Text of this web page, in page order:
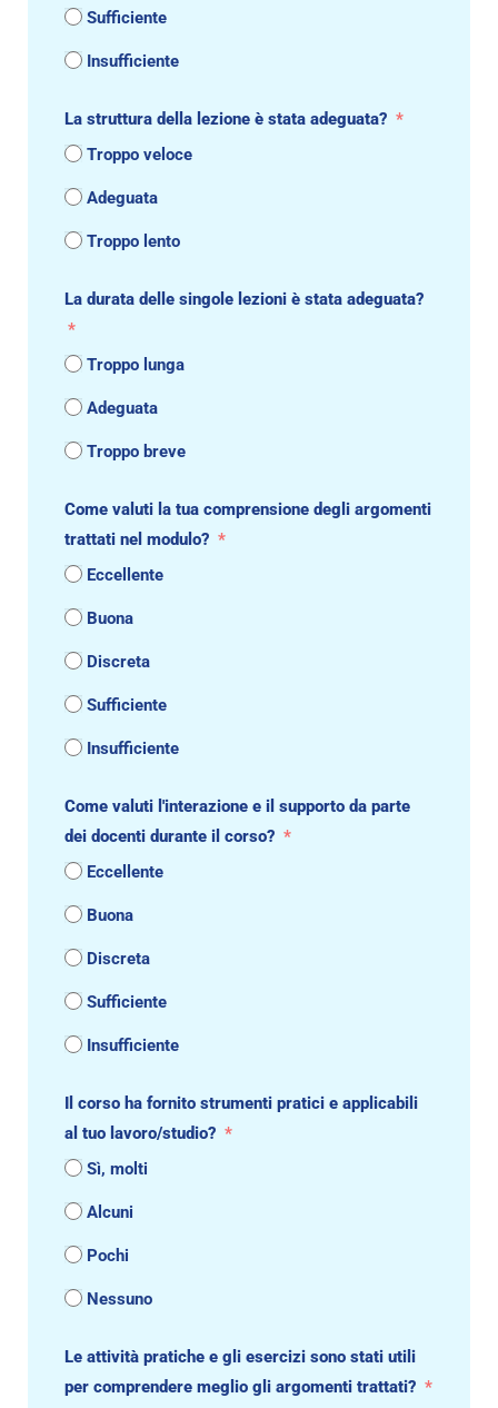
Sufficiente
Insufficiente
La struttura della lezione è stata adeguata?
Troppo veloce
Adeguata
Troppo lento
La durata delle singole lezioni è stata adeguata?
Troppo lunga
Adeguata
Troppo breve
Come valuti la tua comprensione degli argomenti
trattati nel modulo?
Eccellente
Buona
Discreta
Sufficiente
Insufficiente
Come valuti l'interazione e il supporto da parte
dei docenti durante il corso?
Eccellente
Buona
Discreta
Sufficiente
Insufficiente
Il corso ha fornito strumenti pratici e applicabili
al tuo lavoro/studio?
Sì, molti
Alcuni
Pochi
Nessuno
Le attività pratiche e gli esercizi sono stati utili
per comprendere meglio gli argomenti trattati?